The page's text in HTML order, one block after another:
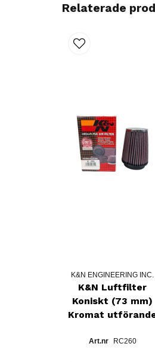
Relaterade
K&N ENGINEERING INC.
K&N Luftfilter
Koniskt (73 mm)
Kromat
RC260